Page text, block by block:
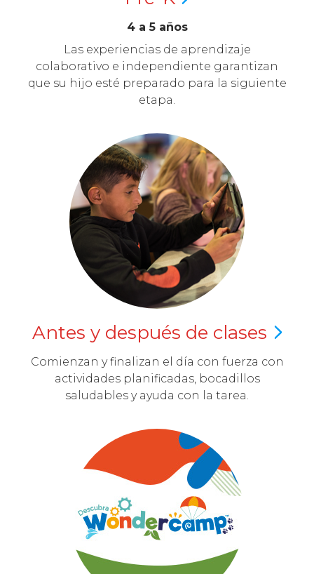
4 a 5 años
Las experiencias de aprendizaje
colaborativo e independiente garantizan
que su hijo esté preparado para la siguiente
etapa.
Antes y después de clases
Comienzan y finalizan el día con fuerza con
actividades planificadas, bocadillos
saludables y ayuda con la tarea.